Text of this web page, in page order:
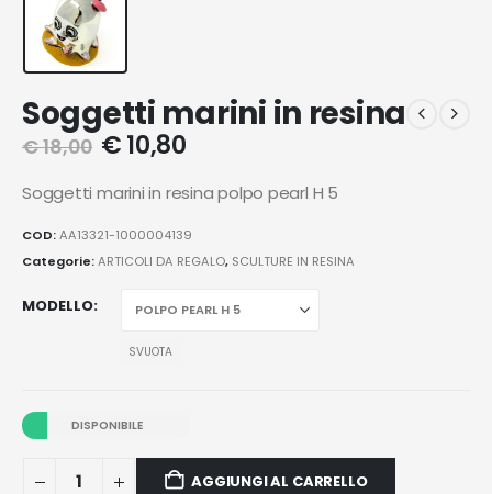
Soggetti marini in resina
€18,00 €10,80
Soggetti marini in resina polpo pearl H 5
COD:AA13321-1000004139
Categorie:ARTICOLI DA REGALO, SCULTURE IN RESINA
MODELLO
SVUOTA
DISPONIBILE
AGGIUNGI AL CARRELLO